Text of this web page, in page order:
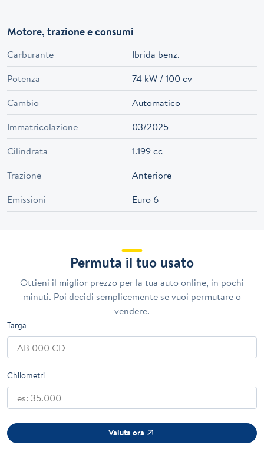
Motore, trazione e consumi
Carburante
Ibrida benz.
Potenza
74 kW / 100 cv
Cambio
Automatico
Immatricolazione
03/2025
Cilindrata
1.199 cc
Trazione
Anteriore
Emissioni
Euro 6
Permuta il tuo usato
Ottieni il miglior prezzo per la tua auto online, in pochi
minuti. Poi decidi semplicemente se vuoi permutare o
vendere.
Targa
Chilometri
Valuta ora